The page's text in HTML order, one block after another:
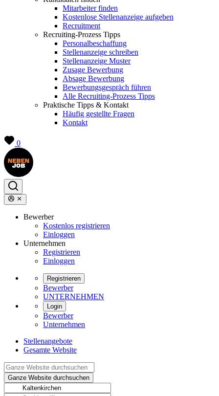
Mitarbeiter finden
Kostenlose Stellenanzeige aufgeben
Recruitment
Recruiting-Prozess Tipps
Personalbeschaffung
Stellenanzeige schreiben
Stellenanzeige Muster
Zusage Bewerbung
Absage Bewerbung
Bewerbungsgespräch führen
Alle Recruiting-Prozess Tipps
Praktische Tipps & Kontakt
Häufig gestellte Fragen
Kontakt
0
Bewerber
Kostenlos registrieren
Einloggen
Unternehmen
Registrieren
Einloggen
Registrieren
Bewerber
UNTERNEHMEN
Login
Bewerber
Unternehmen
Stellenangebote
Gesamte Website